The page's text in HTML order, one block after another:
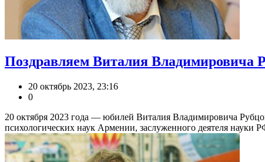
Поздравляем Виталия Владимировича
20 октябрь 2023, 23:16
0
20 октября 2023 года — юбилей Виталия Владимировича
психологических наук Армении, заслуженного деятеля науки